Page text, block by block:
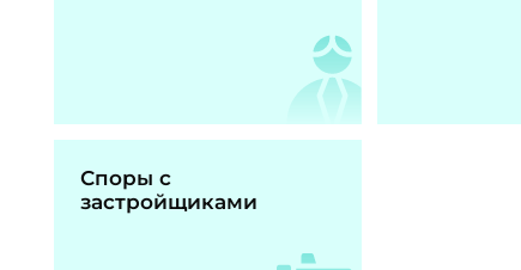
Споры с
застройщиками